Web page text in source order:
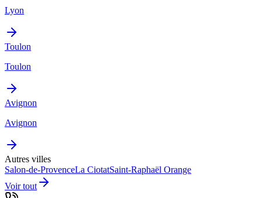
Lyon
Toulon
Toulon
Avignon
Avignon
Autres villes
Salon-de-ProvenceLa CiotatSaint-Raphaël Orange
Voir tout